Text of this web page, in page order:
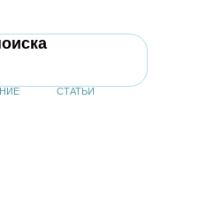
СТАТЬИ